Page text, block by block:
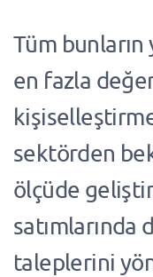
Tüm bunların
en fazla
sektörden
ölçüde
satımlarında
taleplerini